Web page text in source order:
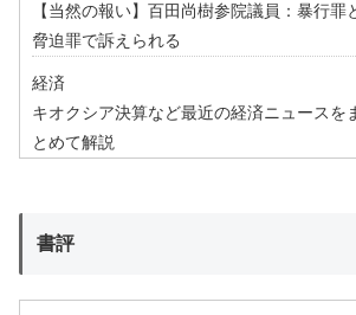
【当然の報い】百田尚樹参院議員：暴行罪
脅迫罪で訴えられる
経済
キオクシア決算など最近の経済ニュースを
とめて解説
書評